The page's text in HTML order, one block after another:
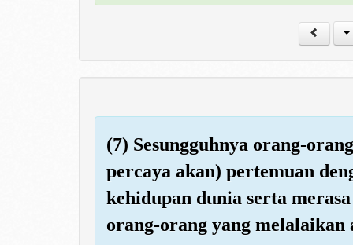
(7) Sesungguhnya orang-
percaya akan) pertemuan
kehidupan dunia serta
orang-orang yang